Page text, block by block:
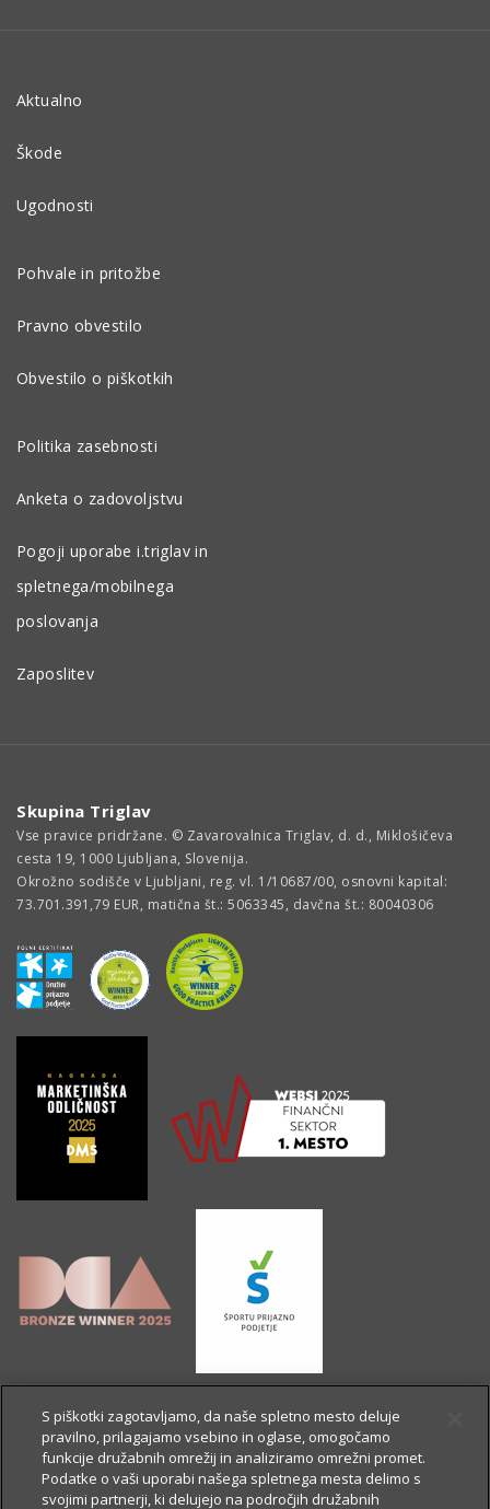
Aktualno
Škode
Ugodnosti
Pohvale in pritožbe
Pravno obvestilo
Obvestilo o piškotkih
Politika zasebnosti
Anketa o zadovoljstvu
Pogoji uporabe i.triglav in
spletnega/mobilnega
poslovanja
Zaposlitev
Skupina Triglav
Vse pravice pridržane. © Zavarovalnica Triglav, d. d., Miklošičeva
cesta 19, 1000 Ljubljana, Slovenija.
Okrožno sodišče v Ljubljani, reg. vl. 1/10687/00, osnovni kapital:
73.701.391,79 EUR, matična št.: 5063345, davčna št.: 80040306
S piškotki zagotavljamo, da naše spletno mesto deluje
pravilno, prilagajamo vsebino in oglase, omogočamo
funkcije družabnih omrežij in analiziramo omrežni promet.
Podatke o vaši uporabi našega spletnega mesta delimo s
svojimi partnerji, ki delujejo na področjih družabnih